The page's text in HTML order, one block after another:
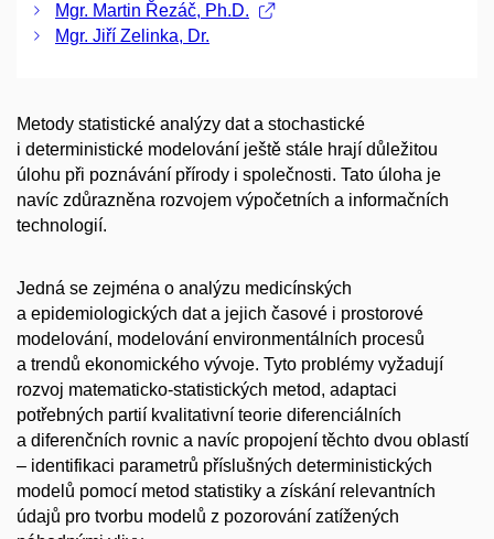
Mgr. Martin Řezáč, Ph.D.
Mgr. Jiří Zelinka, Dr.
Metody statistické analýzy dat a stochastické
i deterministické modelování ještě stále hrají důležitou
úlohu při poznávání přírody i společnosti. Tato úloha je
navíc zdůrazněna rozvojem výpočetních a informačních
technologií.
Jedná se zejména o analýzu medicínských
a epidemiologických dat a jejich časové i prostorové
modelování, modelování environmentálních procesů
a trendů ekonomického vývoje. Tyto problémy vyžadují
rozvoj matematicko-statistických metod, adaptaci
potřebných partií kvalitativní teorie diferenciálních
a diferenčních rovnic a navíc propojení těchto dvou oblastí
– identifikaci parametrů příslušných deterministických
modelů pomocí metod statistiky a získání relevantních
údajů pro tvorbu modelů z pozorování zatížených